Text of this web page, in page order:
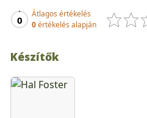
0
Átlagos értékelés
0értékelés alapján
Készítők